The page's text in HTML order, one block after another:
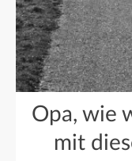
Opa, wie
mit